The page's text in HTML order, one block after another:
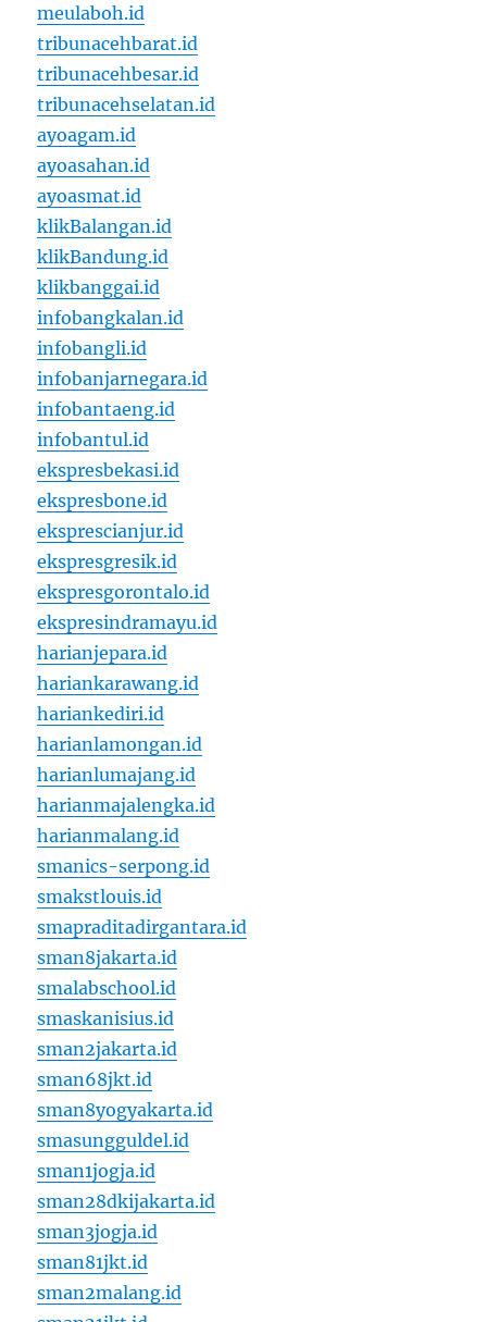
meulaboh.id
tribunacehbarat.id
tribunacehbesar.id
tribunacehselatan.id
ayoagam.id
ayoasahan.id
ayoasmat.id
klikBalangan.id
klikBandung.id
klikbanggai.id
infobangkalan.id
infobangli.id
infobanjarnegara.id
infobantaeng.id
infobantul.id
ekspresbekasi.id
ekspresbone.id
eksprescianjur.id
ekspresgresik.id
ekspresgorontalo.id
ekspresindramayu.id
harianjepara.id
hariankarawang.id
hariankediri.id
harianlamongan.id
harianlumajang.id
harianmajalengka.id
harianmalang.id
smanics-serpong.id
smakstlouis.id
smapraditadirgantara.id
sman8jakarta.id
smalabschool.id
smaskanisius.id
sman2jakarta.id
sman68jkt.id
sman8yogyakarta.id
smasungguldel.id
sman1jogja.id
sman28dkijakarta.id
sman3jogja.id
sman81jkt.id
sman2malang.id